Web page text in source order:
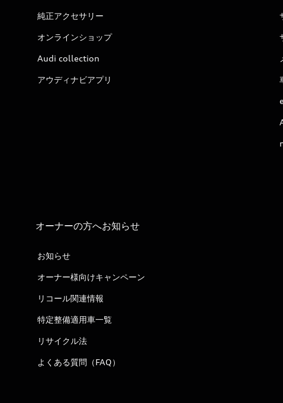
純正アクセサリー
オンラインショップ
Audi collection
アウディナビアプリ
オーナーの方へお知らせ
お知らせ
オーナー様向けキャンペーン
リコール関連情報
特定整備適用車一覧
リサイクル法
よくある質問（FAQ）